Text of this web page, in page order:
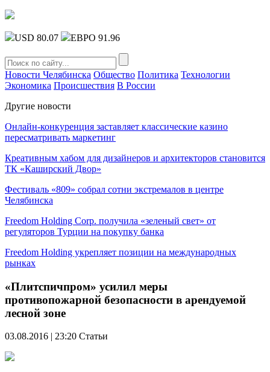
USD 80.07 ЕВРО 91.96
Новости Челябинска Общество Политика Технологии
Экономика Происшествия В России
Другие новости
Онлайн-конкуренция заставляет классические казино
пересматривать маркетинг
Креативным хабом для дизайнеров и архитекторов становится
ТК «Каширский Двор»
Фестиваль «809» собрал сотни экстремалов в центре
Челябинска
Freedom Holding Corp. получила «зеленый свет» от
регуляторов Турции на покупку банка
Freedom Holding укрепляет позиции на международных
рынках
«Плитспичпром» усилил меры
противопожарной безопасности в арендуемой
лесной зоне
03.08.2016 | 23:20 Статьи